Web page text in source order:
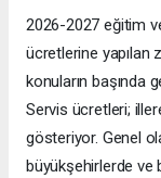
2026-2027 eğitim
ücretlerine yapılan
konuların başında
Servis ücretleri;
gösteriyor. Genel
büyükşehirlerde ve